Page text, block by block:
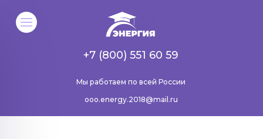
Мы работаем по всей России
+7 (800) 551 60 59
ooo.energy.2018@mail.ru